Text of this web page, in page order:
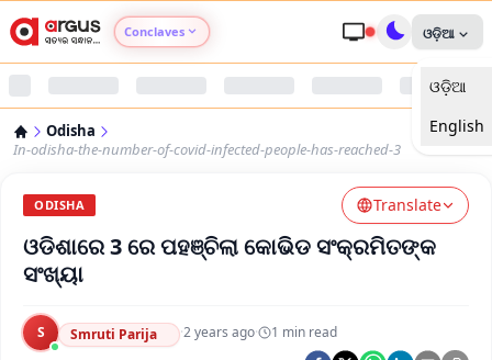
Conclaves
Argus Nari Shakti
Argus Health Connect
Argus Swaad Odisha
ଓଡ଼ିଆ
ଓଡ଼ିଆ
English
Odisha
In-odisha-the-number-of-covid-infected-people-has-reached-3
ODISHA Translate
ଓଡିଶାରେ 3 ରେ ପହଞ୍ଚିଲା କୋଭିଡ ସଂକ୍ରମିତଙ୍କ
ସଂଖ୍ୟା
S Smruti Parija ·2 years ago· 1 min read